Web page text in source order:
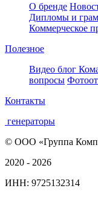
О бренде
Дипломы и
Коммерческое
Полезное
Видео блог
вопросы
Контакты
генераторы
© ООО «Группа
2020 - 2026
ИНН: 9725132314